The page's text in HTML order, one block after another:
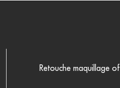
Retouche maquillage